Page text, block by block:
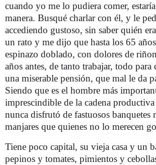
cuando yo me lo pudiera comer,
manera. Busqué charlar con él, y le
accediendo gustoso, sin saber quién
un rato y me dijo que hasta los 65
espinazo doblado, con dolores de
años antes, de tanto trabajar, todo para
una miserable pensión, que mal le da
Siendo que es el hombre más
imprescindible de la cadena
nunca disfrutó de fastuosos banquetes
manjares que quienes no lo merecen
Tiene poco capital, su vieja casa y un
pepinos y tomates, pimientos y